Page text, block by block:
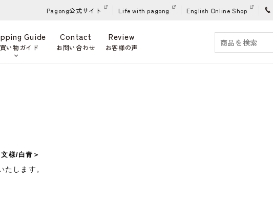
Pagong公式サイト Life with pagong English Online Shop
Guide
い物ガイド
Contact
お問い合わせ
Review
お客様の声
様/白青＞
します。